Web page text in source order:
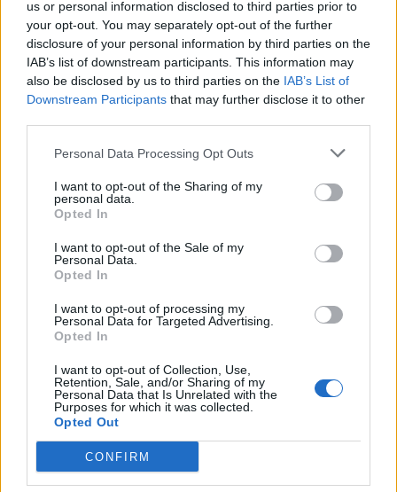
us or personal information disclosed to third parties prior to
your opt-out. You may separately opt-out of the further
disclosure of your personal information by third parties on the
IAB’s list of downstream participants. This information may
also be disclosed by us to third parties on the IAB’s List of
Downstream Participants that may further disclose it to other
Personal Data Processing Opt Outs
I want to opt-out of the Sharing of my
personal data.
Opted In
I want to opt-out of the Sale of my
Personal Data.
Opted In
I want to opt-out of processing my
Personal Data for Targeted Advertising.
Opted In
I want to opt-out of Collection, Use,
Retention, Sale, and/or Sharing of my
Personal Data that Is Unrelated with the
Purposes for which it was collected.
Opted Out
CONFIRM
Abarth,Fiat, FiatProfessionaleJeep
ofertacomplementada com a sua marca
própria,Automóveis do Mondego
UsadoseAutomóveis do Mondego Rent, nos
respetivos mercados, em apoio ao negócio das suas
diferentes representantes.
Artigo anterior
Oficial: Daniel Sousa é o
novo treinador do Arouca
Mulher de 54 anos morre
e ligeiro em Mortágua
ARTIGOS RELACIONADOSMAIS DO AUTOR